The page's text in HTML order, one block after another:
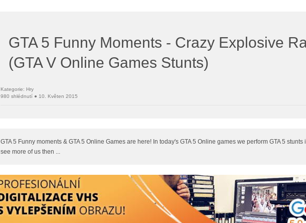
GTA 5 Funny Moments - Crazy Explosive
(GTA V Online Games Stunts)
Kategorie: Hry
980 shlédnutí ● 10. Květen 2015
GTA 5 Funny moments & GTA 5 Online Games are here! In today's GTA 5 Online games we perform GTA 5 stunts
see more of us then ...